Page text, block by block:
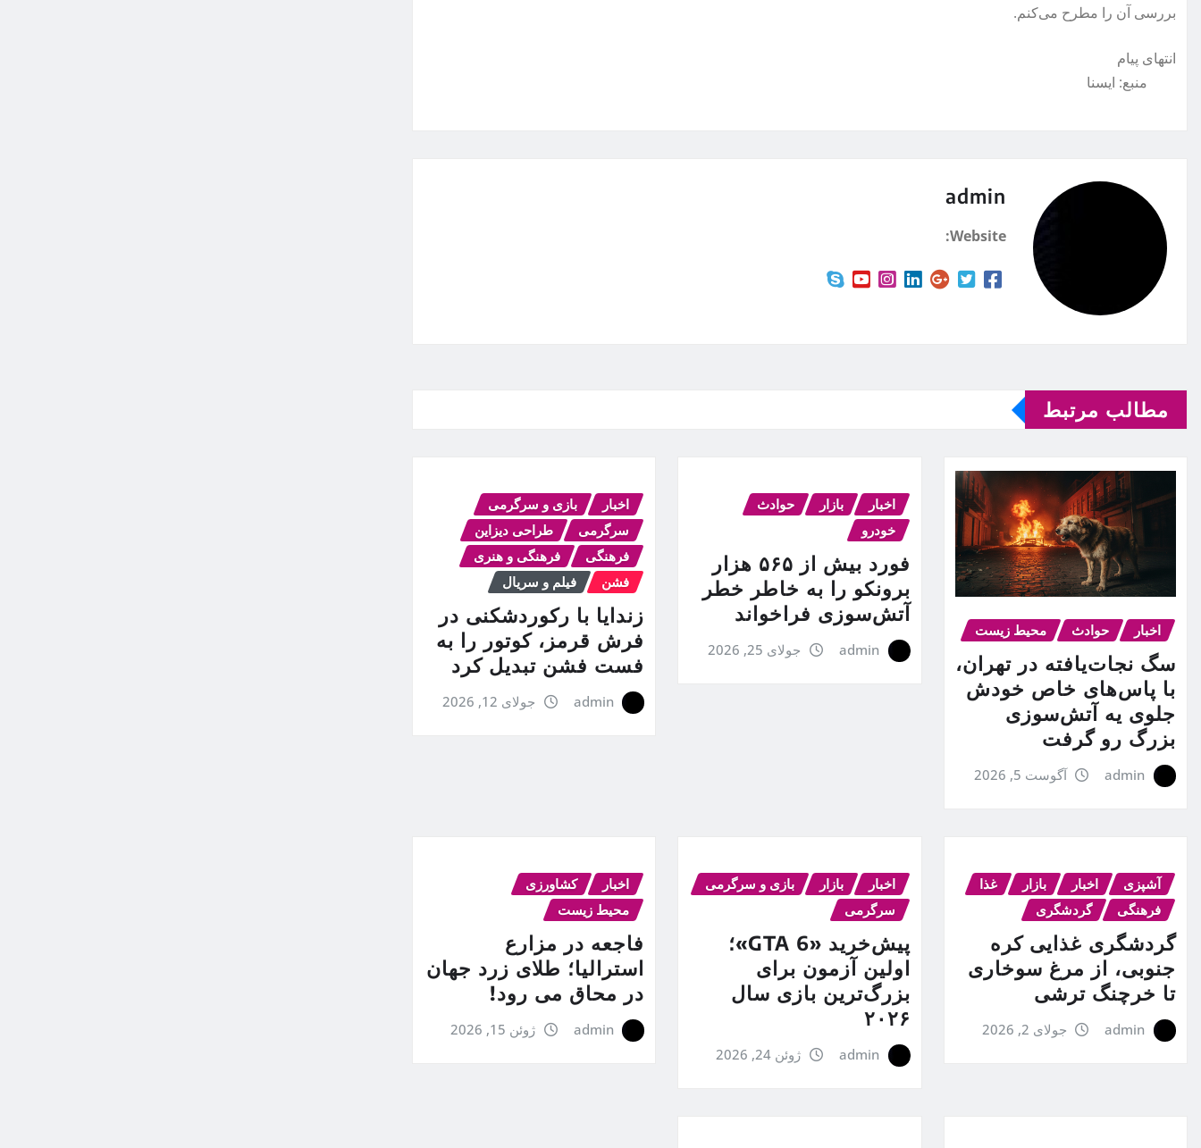
بررسی آن را مطرح می‌کنم.
انتهای پیام
منبع: ايسنا
admin
Website:
مطالب مرتبط
اخبار حوادث محیط زیست
سگ نجات‌یافته در تهران،
با پاس‌های خاص خودش
جلوی یه آتش‌سوزی
بزرگ رو گرفت
admin آگوست 5, 2026
اخبار بازار
حوادث
خودرو
فورد بیش از ۵۶۵ هزار
برونکو را به خاطر خطر
آتش‌سوزی فراخواند
admin جولای 25, 2026
اخبار
بازی و سرگرمی
سرگرمی
طراحی دیزاین
فرهنگی
فرهنگی و هنری
فشن
فیلم و سریال
زندایا با رکوردشکنی در
فرش قرمز، کوتور را به
فست فشن تبدیل کرد
admin جولای 12, 2026
آشپزی اخبار بازار
غذا
فرهنگی
گردشگری
گردشگری غذایی کره
جنوبی، از مرغ سوخاری
تا خرچنگ ترشی
admin جولای 2, 2026
اخبار بازار
بازی و سرگرمی
سرگرمی
پیش‌خرید «GTA 6»؛
اولین آزمون برای
بزرگ‌ترین بازی سال
۲۰۲۶
admin ژوئن 24, 2026
اخبار
کشاورزی
محیط زیست
فاجعه در مزارع
استرالیا؛ طلای زرد جهان
در محاق می رود!
admin ژوئن 15, 2026